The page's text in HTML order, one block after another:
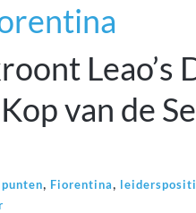
Leao’s
van de
, Fiorentina,